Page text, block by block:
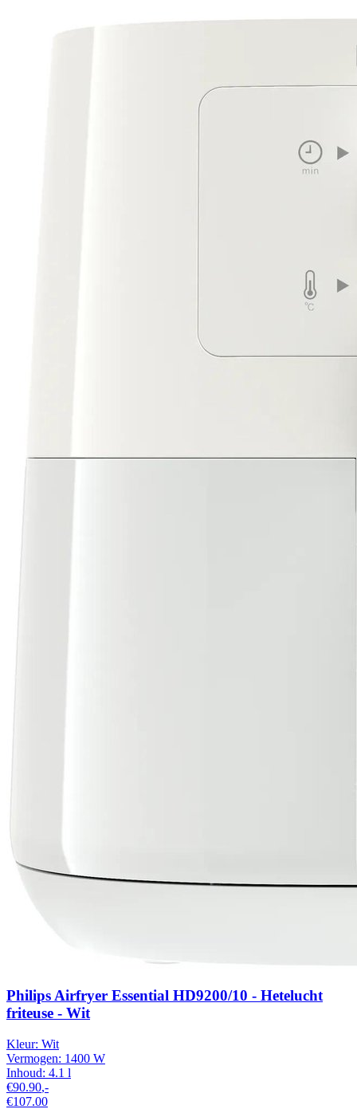
Philips Airfryer Essential HD9200/10 - Hetelucht
friteuse - Wit
Kleur: Wit
Vermogen: 1400 W
Inhoud: 4.1 l
€90.90,-
€107.00